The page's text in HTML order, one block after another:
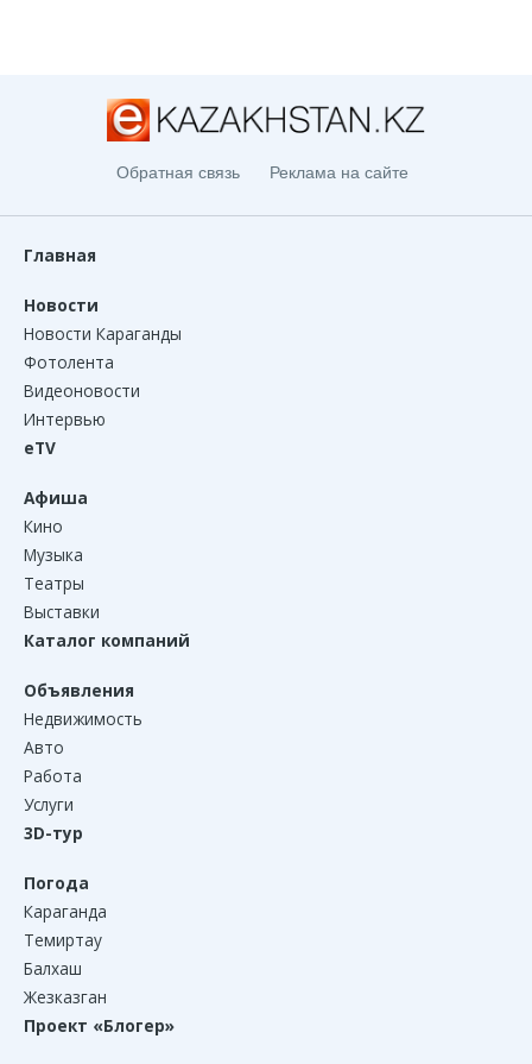
Обратная связь Реклама на сайте
Главная
Новости
Новости Караганды
Фотолента
Видеоновости
Интервью
eTV
Афиша
Кино
Музыка
Театры
Выставки
Каталог компаний
Объявления
Недвижимость
Авто
Работа
Услуги
3D-тур
Погода
Караганда
Темиртау
Балхаш
Жезказган
Проект «Блогер»